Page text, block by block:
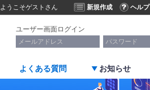
ようこそゲスト さん 新規作成 ヘルプ
ユーザー画面ログイン
よくある質問 お知らせ